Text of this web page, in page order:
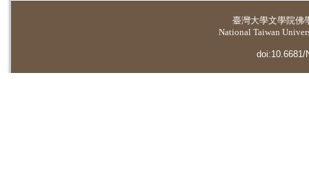
臺灣大學文學院佛
National Taiwan
doi:10.6681/